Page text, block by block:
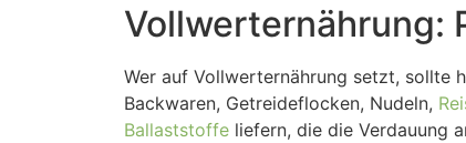
Vollwerternährung:
Wer auf Vollwerternährung setzt, sollte
Backwaren, Getreideflocken, Nudeln,
Ballaststoffe liefern, die die Verdauung